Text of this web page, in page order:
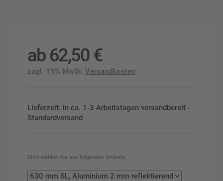
ab 62,50 €
zzgl. 19% MwSt. Versandkosten
Lieferzeit: in ca. 1-3 Arbeitstagen versandbereit -
Standardversand
Bitte wählen Sie aus folgenden Artikeln